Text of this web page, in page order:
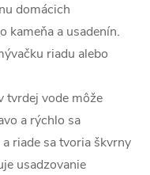
domácich
kameňa a usadenín.
riadu alebo
tvrdej vode môže
a rýchlo sa
riade sa tvoria škvrny
usadzovanie